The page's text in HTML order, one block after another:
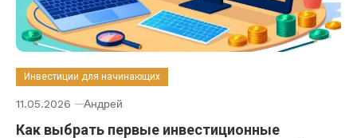
Инвестиции для начинающих
11.05.2026 Андрей
Как выбрать первые инвестиционные